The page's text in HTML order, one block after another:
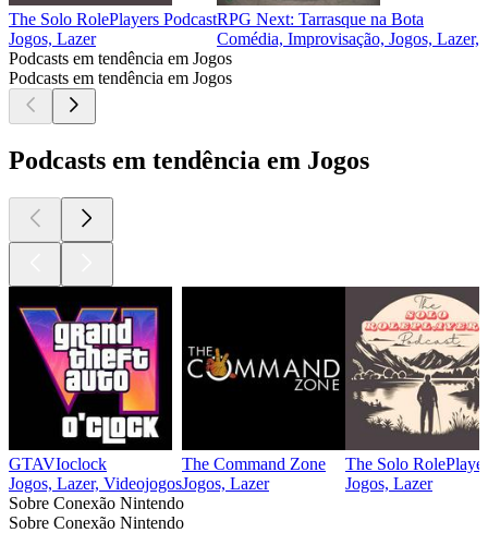
The Solo RolePlayers Podcast
Jogos, Lazer
RPG Next: Tarrasque na Bota
Comédia, Improvisação, Jogos, Lazer,
Podcasts em tendência em Jogos
Podcasts em tendência em Jogos
Podcasts em tendência em Jogos
GTAVIoclock
Jogos, Lazer, Videojogos
The Command Zone
Jogos, Lazer
The Solo
Jogos, Lazer
Sobre Conexão Nintendo
Sobre Conexão Nintendo